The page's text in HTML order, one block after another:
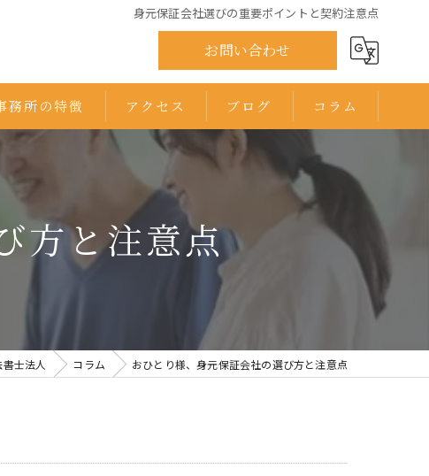
身元保証会社選びの重要ポイントと契約注意点
お問い合わせ
務所の特徴 アクセス
ひまわり司法書士法人 千葉オフィス
ひまわり司法書士法人 印西オフィス
ブログ コラム
方と注意点
士法人 コラム おひとり様、身元保証会社の選び方と注意点